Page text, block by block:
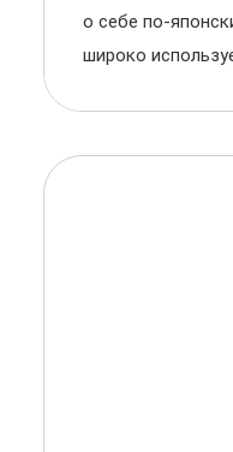
о себе по-
широко